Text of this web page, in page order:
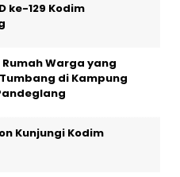
ke-129 Kodim
Warga yang
di Kampung
Kunjungi Kodim